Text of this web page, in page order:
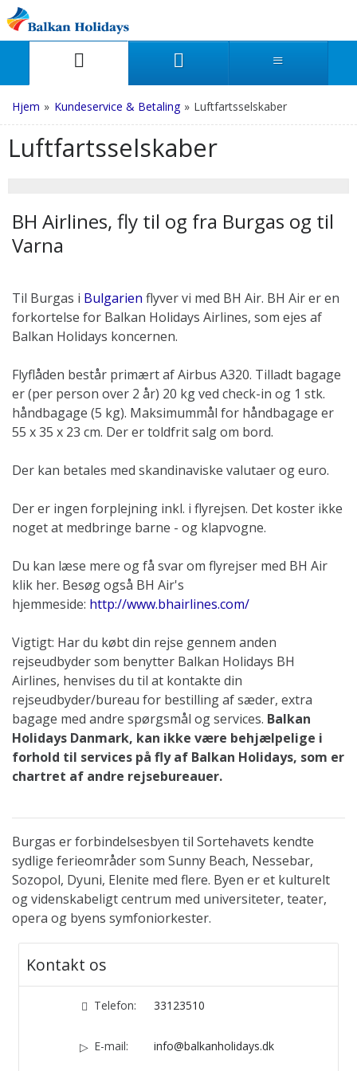
Hjem » Kundeservice & Betaling » Luftfartsselskaber
Luftfartsselskaber
BH Airlines, fly til og fra Burgas og til
Varna
Til Burgas i Bulgarien flyver vi med BH Air. BH Air er en
forkortelse for Balkan Holidays Airlines, som ejes af
Balkan Holidays koncernen.
Flyflåden består primært af Airbus A320. Tilladt bagage
er (per person over 2 år) 20 kg ved check-in og 1 stk.
håndbagage (5 kg). Maksimummål for håndbagage er
55 x 35 x 23 cm. Der er toldfrit salg om bord.
Der kan betales med skandinaviske valutaer og euro.
Der er ingen forplejning inkl. i flyrejsen. Det koster ikke
noget at medbringe barne - og klapvogne.
Du kan læse mere og få svar om flyrejser med BH Air
klik her. Besøg også BH Air's
hjemmeside: http://www.bhairlines.com/
Vigtigt: Har du købt din rejse gennem anden
rejseudbyder som benytter Balkan Holidays BH
Airlines, henvises du til at kontakte din
rejseudbyder/bureau for bestilling af sæder, extra
bagage med andre spørgsmål og services. Balkan
Holidays Danmark, kan ikke være behjælpelige i
forhold til services på fly af Balkan Holidays, som er
chartret af andre rejsebureauer.
Burgas er forbindelsesbyen til Sortehavets kendte
sydlige ferieområder som Sunny Beach, Nessebar,
Sozopol, Dyuni, Elenite med flere. Byen er et kulturelt
og videnskabeligt centrum med universiteter, teater,
opera og byens symfoniorkester.
Kontakt os
Telefon: 33123510
E-mail: info@balkanholidays.dk